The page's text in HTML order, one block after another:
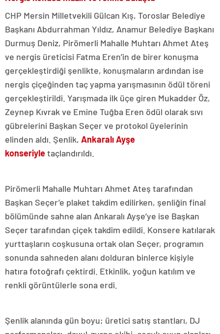
CHP Mersin Milletvekili Gülcan Kış, Toroslar Belediye
Başkanı Abdurrahman Yıldız, Anamur Belediye Başkanı
Durmuş Deniz, Pirömerli Mahalle Muhtarı Ahmet Ateş
ve nergis üreticisi Fatma Eren’in de birer konuşma
gerçekleştirdiği şenlikte, konuşmaların ardından ise
nergis çiçeğinden taç yapma yarışmasının ödül töreni
gerçekleştirildi. Yarışmada ilk üçe giren Mukadder Öz,
Zeynep Kıvrak ve Emine Tuğba Eren ödül olarak sıvı
gübrelerini Başkan Seçer ve protokol üyelerinin
elinden aldı. Şenlik, Ankaralı Ayşe
konseriyletaçlandırıldı.
Pirömerli Mahalle Muhtarı Ahmet Ateş tarafından
Başkan Seçer’e plaket takdim edilirken, şenliğin final
bölümünde sahne alan Ankaralı Ayşe’ye ise Başkan
Seçer tarafından çiçek takdim edildi. Konsere katılarak
yurttaşların coşkusuna ortak olan Seçer, programın
sonunda sahneden alanı dolduran binlerce kişiyle
hatıra fotoğrafı çektirdi. Etkinlik, yoğun katılım ve
renkli görüntülerle sona erdi.
Şenlik alanında gün boyu; üretici satış stantları, DJ